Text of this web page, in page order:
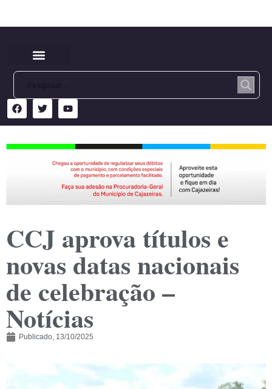
CCJ aprova títulos e
novas datas nacionais
de celebração –
Notícias
Publicado, 13/10/2025